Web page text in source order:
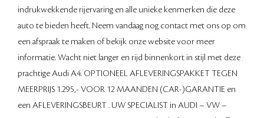
indrukwekkende rijervaring en alle unieke kenmerken die deze
auto te bieden heeft. Neem vandaag nog contact met ons op om
een afspraak te maken of bekijk onze website voor meer
informatie. Wacht niet langer en rijd binnenkort in stijl met deze
prachtige Audi A4. OPTIONEEL AFLEVERINGSPAKKET TEGEN
MEERPRIJS 1.295,- VOOR 12 MAANDEN (CAR-)GARANTIE en
een AFLEVERINGSBEURT . UW SPECIALIST in AUDI – VW –